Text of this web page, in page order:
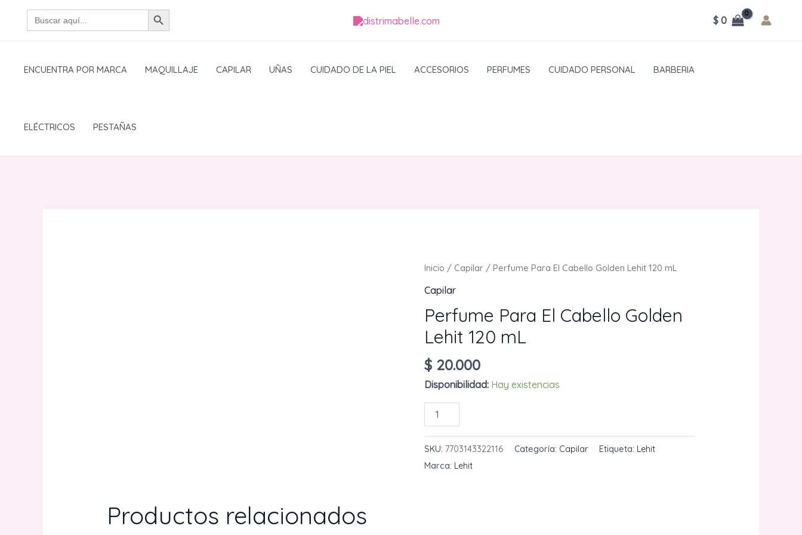
Buscar: BOTÓN DE BÚSQUEDA
$0
ENCUENTRA POR MARCA MAQUILLAJE CAPILAR UÑAS CUIDADO DE LA PIEL ACCESORIOS PERFUMES CUIDADO PERSONAL BARBERIA
ELÉCTRICOS PESTAÑAS
Inicio / Capilar / Perfume Para El Cabello Golden Lehit 120 mL
Capilar
Perfume Para El Cabello Golden
Lehit 120 mL
$ 20.000
Disponibilidad: Hay existencias
Perfume
Para
El
Cabello
SKU: 7703143322116 Categoría: Capilar Etiqueta: Lehit
Marca: Lehit
Productos relacionados